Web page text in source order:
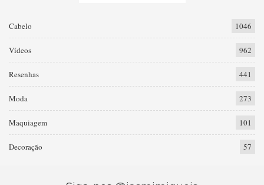
Cabelo 1046
Vídeos 962
Resenhas 441
Moda 273
Maquiagem 101
Decoração 57